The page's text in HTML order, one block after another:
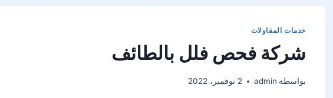
خدمات المقاولات
شركة فحص فلل بالطائف
بواسطة admin 2 نوفمبر، 2022